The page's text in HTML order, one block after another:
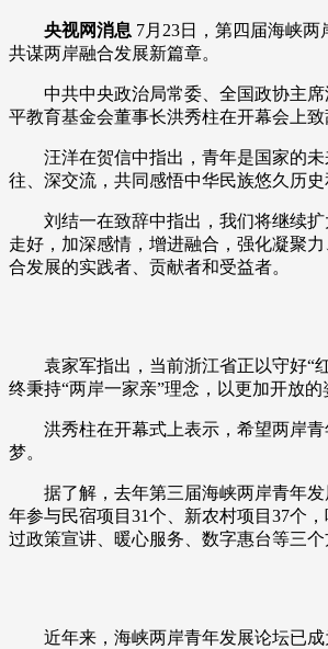
视频 小央视频 小央直
体育 直播 竞猜
VIP会员 CCTV奥林匹克
财经 教育 乡村振兴
大国智造 大国展会
CCTV.节目官网 直播
央视网消息 7月23日，第四届海峡
共谋两岸融合发展新篇章。
中共中央政治局常委、全国政协主
平教育基金会董事长洪秀柱在开幕会上致
汪洋在贺信中指出，青年是国家的
往、深交流，共同感悟中华民族悠久历
刘结一在致辞中指出，我们将继续
走好，加深感情，增进融合，强化凝聚
合发展的实践者、贡献者和受益者。
袁家军指出，当前浙江省正以守好“
终秉持“两岸一家亲”理念，以更加开放
洪秀柱在开幕式上表示，希望两岸
梦。
据了解，去年第三届海峡两岸青年
年参与民宿项目31个、新农村项目37个
过政策宣讲、暖心服务、数字惠台等三
近年来，海峡两岸青年发展论坛已